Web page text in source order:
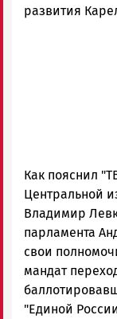
развития
Как пояснил
Центральной
Владимир
парламента
свои
мандат
"Единой